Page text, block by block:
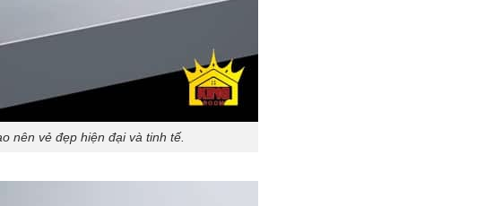
nên vẻ đẹp hiện đại và tinh tế.